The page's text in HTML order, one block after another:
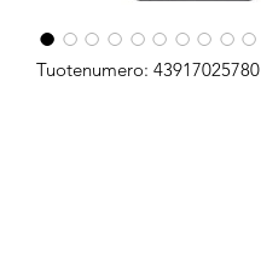
Tuotenumero: 43917025780